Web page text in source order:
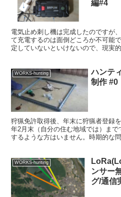
編#4
電気止め刺し機は完成したのですが
て充電するのは面倒どころか不可能
定していないといけないので、現実
WORKS-hunting
ハンテ
制作 #0
狩猟免許取得後、年末に狩猟者登録
年2月末（自分の住む地域では）ま
するような方はいません。時期的な
WORKS-hunting
ンサー
グ/通信